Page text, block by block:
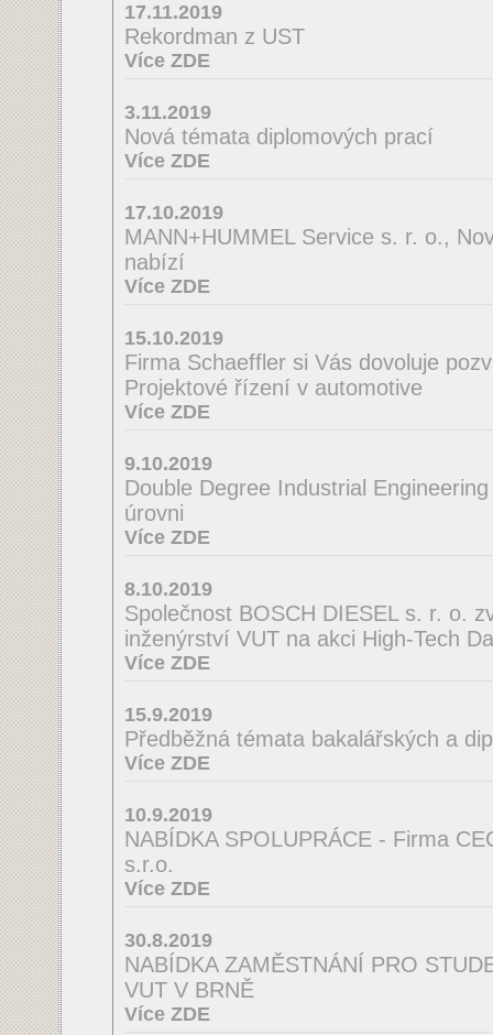
17.11.2019
Rekordman z UST
Více ZDE
3.11.2019
Nová témata diplomových prací
Více ZDE
17.10.2019
MANN+HUMMEL Service s. r. o.,
nabízí
Více ZDE
15.10.2019
Firma Schaeffler si Vás dovoluje
Projektové řízení v automotive
Více ZDE
9.10.2019
Double Degree Industrial
úrovni
Více ZDE
8.10.2019
Společnost BOSCH DIESEL s. r. o.
inženýrství VUT na akci High-Tech
Více ZDE
15.9.2019
Předběžná témata bakalářských a
Více ZDE
10.9.2019
NABÍDKA SPOLUPRÁCE - Firma
s.r.o.
Více ZDE
30.8.2019
NABÍDKA ZAMĚSTNÁNÍ PRO
VUT V BRNĚ
Více ZDE